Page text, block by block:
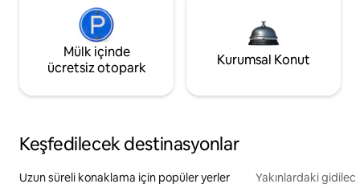
Mülk içinde
ücretsiz otopark
Kurumsal Konut
Keşfedilecek destinasyonlar
Uzun süreli konaklama için popüler yerler Yakınlardaki